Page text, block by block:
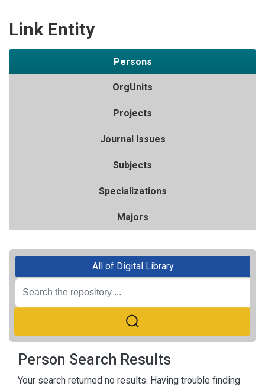
Link Entity
Persons
OrgUnits
Projects
Journal Issues
Subjects
Specializations
Majors
All of Digital Library
Person Search Results
Your search returned no results. Having trouble finding